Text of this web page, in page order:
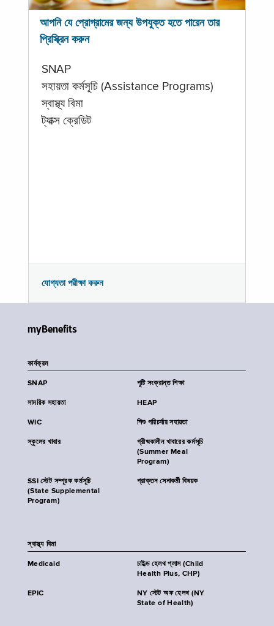
আপনি যে প্রোগ্রামের জন্য উপযুক্ত হতে পারেন তার
প্রিস্ক্রিন করুন
SNAP
সহায়তা কর্মসূচি (Assistance Programs)
স্বাস্থ্য বিমা
ট্যাক্স ক্রেডিট
যোগ্যতা পরীক্ষা করুন
myBenefits
কার্যক্রম
SNAP পুষ্টি সংক্রান্ত শিক্ষা
সাময়িক সহায়তা HEAP
WIC শিশু পরিচর্যার সহায়তা
স্কুলের খাবার
গ্রীষ্মকালীন খাবারের কর্মসূচি
(Summer Meal
Program)
SSI স্টেট সম্পূরক কর্মসূচি
(State Supplemental
Program)
প্রাক্তন সেনাকর্মী বিষয়ক
স্বাস্থ্য বিমা
Medicaid
চাইল্ড হেলথ প্লাস (Child
Health Plus, CHP)
EPIC
NY স্টেট অফ হেলথ (NY
State of Health)